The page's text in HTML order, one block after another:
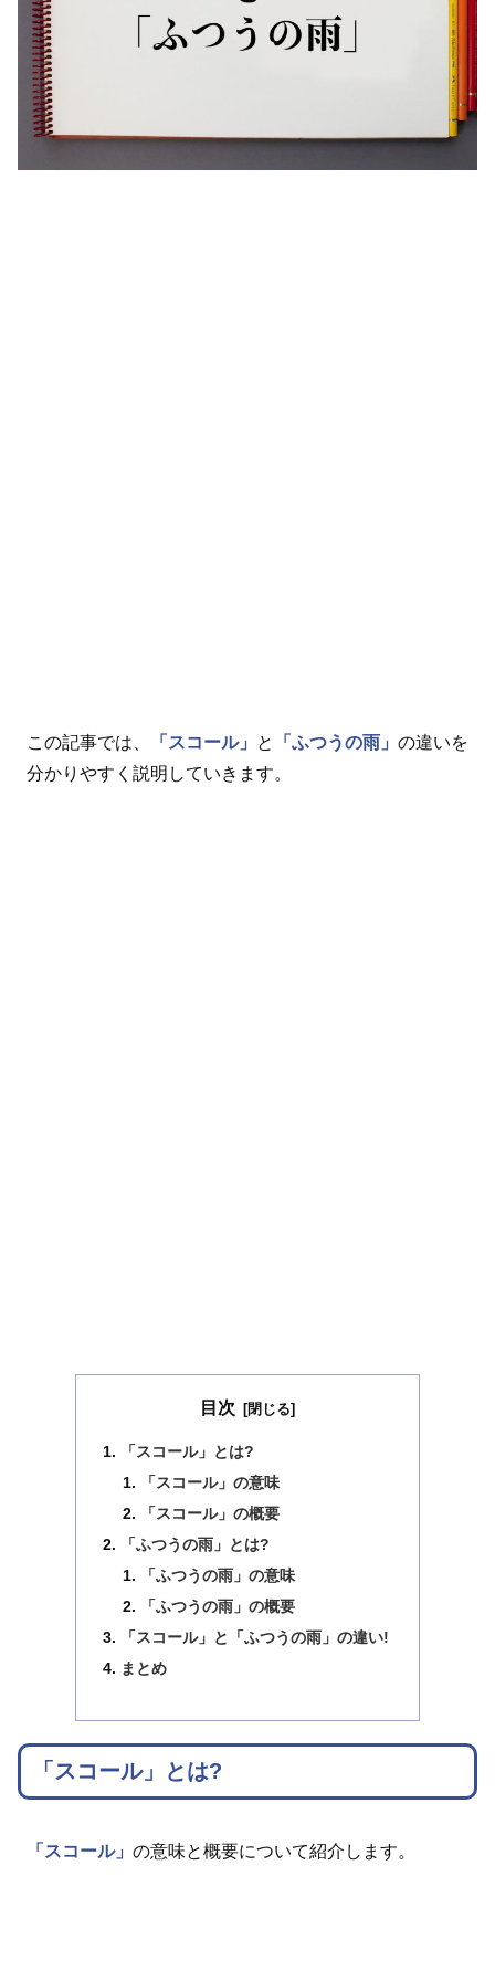
この記事では、 「スコール」 と 「ふつうの雨」 の違いを
分かりやすく説明していきます。
目次
「スコール」とは?
「スコール」の意味
「スコール」の概要
「ふつうの雨」とは?
「ふつうの雨」の意味
「ふつうの雨」の概要
「スコール」と「ふつうの雨」の違い!
まとめ
「スコール」とは?
「スコール」 の意味と概要について紹介します。